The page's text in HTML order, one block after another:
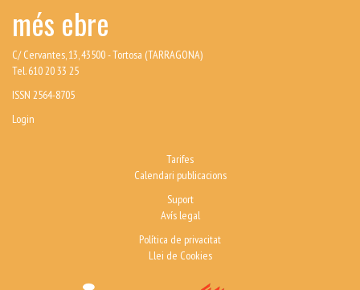
més ebre
C/ Cervantes, 13, 43500 - Tortosa (TARRAGONA)
Tel. 610 20 33 25
ISSN 2564-8705
Login
Tarifes
Calendari publicacions
Suport
Avís legal
Política de privacitat
Llei de Cookies